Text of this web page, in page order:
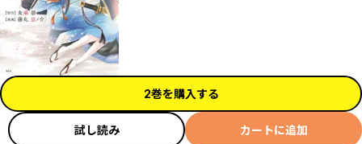
2巻を購入する
試し読み カートに追加